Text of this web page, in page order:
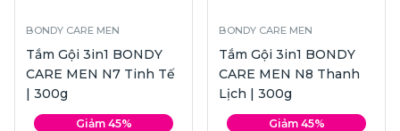
BONDY CARE MEN
Tắm Gội 3in1 BONDY
CARE MEN N7 Tinh Tế
| 300g
Giảm 45%
BONDY CARE MEN
Tắm Gội 3in1 BONDY
CARE MEN N8 Thanh
Lịch | 300g
Giảm 45%